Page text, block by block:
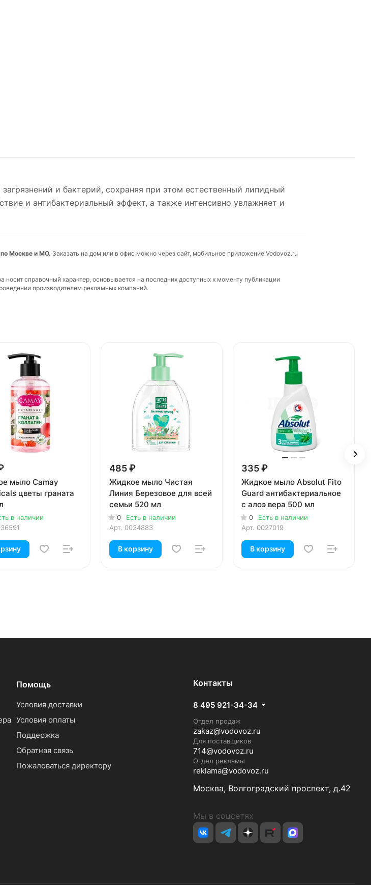
и бактерий, сохраняя при этом естественный липидный
и антибактериальный эффект, а также интенсивно увлажняет и
Москве и МО. Заказать на дом или в офис можно через сайт, мобильное приложение Vodovoz.ru
справочный характер, основывается на последних доступных к моменту публикации
производителем рекламных компаний.
мыло Camay
цветы граната
в наличии
485 ₽
Жидкое мыло Чистая
Линия Березовое для всей
семьи 520 мл
0
Есть в наличии
Арт. 0034883
В корзину
335 ₽
Жидкое мыло Absolut Fito
Guard антибактериальное
с алоэ вера 500 мл
0
Есть в наличии
Арт. 0027019
В корзину
Помощь
Условия доставки
Условия оплаты
Поддержка
Обратная связь
Пожаловаться директору
Контакты
8 495 921-34-34
Отдел продаж
zakaz@vodovoz.ru
Для поставщиков
714@vodovoz.ru
Отдел рекламы
reklama@vodovoz.ru
Москва, Волгоградский проспект, д.42
Мы в соцсетях